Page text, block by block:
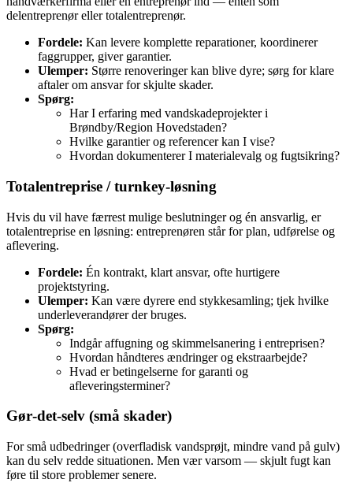
delentreprenør eller totalentreprenør.
Fordele: Kan levere komplette reparationer, koordinerer
faggrupper, giver garantier.
Ulemper: Større renoveringer kan blive dyre; sørg for klare
aftaler om ansvar for skjulte skader.
Spørg:
Har I erfaring med vandskadeprojekter i
Brøndby/Region Hovedstaden?
Hvilke garantier og referencer kan I vise?
Hvordan dokumenterer I materialevalg og fugtsikring?
Totalentreprise / turnkey‑løsning
Hvis du vil have færrest mulige beslutninger og én ansvarlig, er
totalentreprise en løsning: entreprenøren står for plan, udførelse og
aflevering.
Fordele: Én kontrakt, klart ansvar, ofte hurtigere
projektstyring.
Ulemper: Kan være dyrere end stykkesamling; tjek hvilke
underleverandører der bruges.
Spørg:
Indgår affugning og skimmelsanering i entreprisen?
Hvordan håndteres ændringer og ekstraarbejde?
Hvad er betingelserne for garanti og
afleveringsterminer?
Gør‑det‑selv (små skader)
For små udbedringer (overfladisk vandsprøjt, mindre vand på gulv)
kan du selv redde situationen. Men vær varsom — skjult fugt kan
føre til store problemer senere.